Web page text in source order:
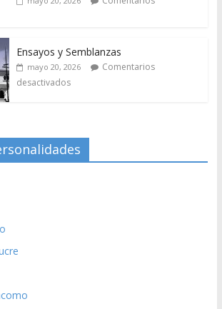
Ensayos y Semblanzas
mayo 20, 2026
Comentarios
desactivados